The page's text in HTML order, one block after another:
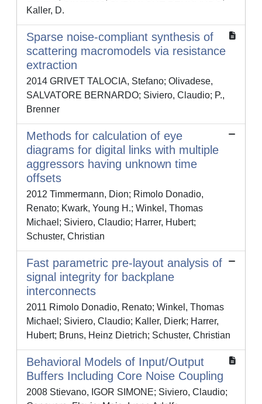
Kaller, D.
Sparse noise-compliant synthesis of
scattering macromodels via resistance
extraction
2014 GRIVET TALOCIA, Stefano; Olivadese,
SALVATORE BERNARDO; Siviero, Claudio; P.,
Brenner
Methods for calculation of eye
diagrams for digital links with multiple
aggressors having unknown time
offsets
2012 Timmermann, Dion; Rimolo Donadio,
Renato; Kwark, Young H.; Winkel, Thomas
Michael; Siviero, Claudio; Harrer, Hubert;
Schuster, Christian
Fast parametric pre-layout analysis of
signal integrity for backplane
interconnects
2011 Rimolo Donadio, Renato; Winkel, Thomas
Michael; Siviero, Claudio; Kaller, Dierk; Harrer,
Hubert; Bruns, Heinz Dietrich; Schuster, Christian
Behavioral Models of Input/Output
Buffers Including Core Noise Coupling
2008 Stievano, IGOR SIMONE; Siviero, Claudio;